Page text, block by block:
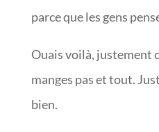
parce que les gens
Ouais voilà, justement
manges pas et tout.
bien.